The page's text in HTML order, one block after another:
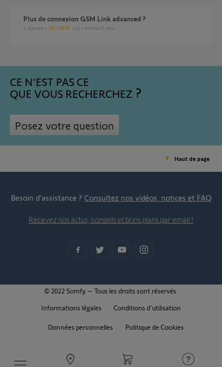
Plus de connexion GSM Link advanced ?
1 réponse SÉCURITÉ il y a environ 2 mois
CE N'EST PAS CE
QUE VOUS RECHERCHEZ
Posez votre question
Haut de page
Besoin d’assistance ? Consultez nos vidéos, notices et FAQ
Recevez nos actus, conseils et bons plans par email !
© 2022 Somfy – Tous les droits sont réservés.
Informations légales
Conditions d'utilisation
Données personnelles Politique de Cookies